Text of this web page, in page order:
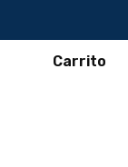
Carrito